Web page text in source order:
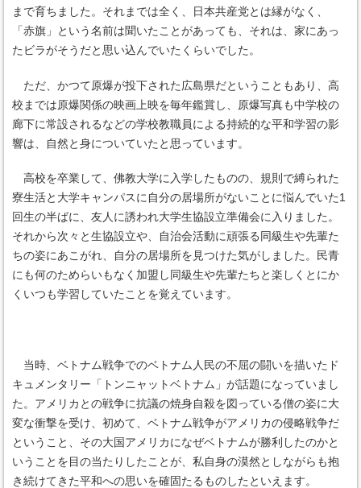
まで育ちました。それまでは全く、日本共産党とは縁がなく、
「赤旗」という名前は聞いたことがあっても、それは、家にあっ
たビラがそうだと思い込んでいたくらいでした。
ただ、かつて原爆が投下された広島県だということもあり、高
校までは原爆関係の映画上映を毎年鑑賞し、原爆写真も中学校の
廊下に常設されるなどの学校教職員による持続的な平和学習の影
響は、自然と身についていたと思っています。
高校を卒業して、佛教大学に入学したものの、規則で縛られた
寮生活と大学キャンパスに自分の居場所がないことに悩んでいた1
回生の半ばに、友人に誘われ大学生協設立準備会に入りました。
それから次々と生協設立や、自治会活動に頑張る同級生や先輩た
ちの姿にあこがれ、自分の居場所を見つけた気がしました。民青
にも何のためらいもなく加盟し同級生や先輩たちと楽しくとにか
くいつも学習していたことを覚えています。
当時、ベトナム戦争でのベトナム人民の不屈の闘いを描いたド
キュメンタリー「トンニャットベトナム」が話題になっていまし
た。アメリカとの戦争に抗議の焼身自殺を図っている僧の姿に大
変な衝撃を受け、初めて、ベトナム戦争がアメリカの侵略戦争だ
ということ、その大国アメリカになぜベトナムが勝利したのかと
いうことを目の当たりしたことが、私自身の漠然としながらも抱
き続けてきた平和への思いを確固たるものしたといえます。